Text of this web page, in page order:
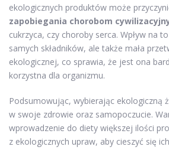
ekologicznych produktów może
zapobiegania chorobom
cukrzyca, czy choroby serca. Wpływ na
samych składników, ale także mała
ekologicznej, co sprawia, że jest ona
korzystna dla organizmu.
Podsumowując, wybierając ekologiczną
w swoje zdrowie oraz samopoczucie.
wprowadzenie do diety większej ilości
z ekologicznych upraw, aby cieszyć się